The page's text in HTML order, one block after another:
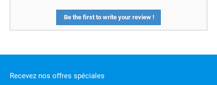
Be the first to write your review !
Recevez nos offres spéciales